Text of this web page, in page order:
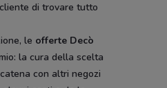
di trovare tutto
le offerte Decò
la cura della scelta
con altri negozi